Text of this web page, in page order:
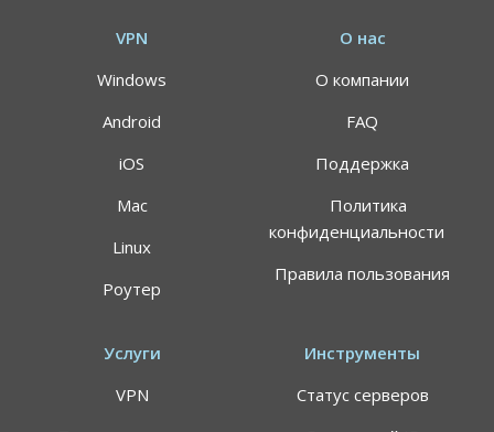
VPN
Windows
Android
iOS
Mac
Linux
Роутер
О нас
О компании
FAQ
Поддержка
Политика
конфиденциальности
Правила пользования
Услуги
VPN
Инструменты
Статус серверов